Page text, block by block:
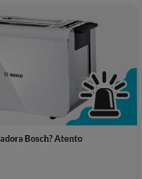
Bosch? Atento